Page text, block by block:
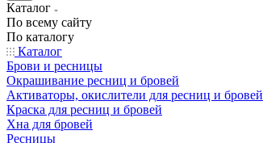
Каталог
По всему сайту
По каталогу
Каталог
Брови и ресницы
Окрашивание ресниц и бровей
Активаторы, окислители для ресниц и бровей
Краска для ресниц и бровей
Хна для бровей
Ресницы